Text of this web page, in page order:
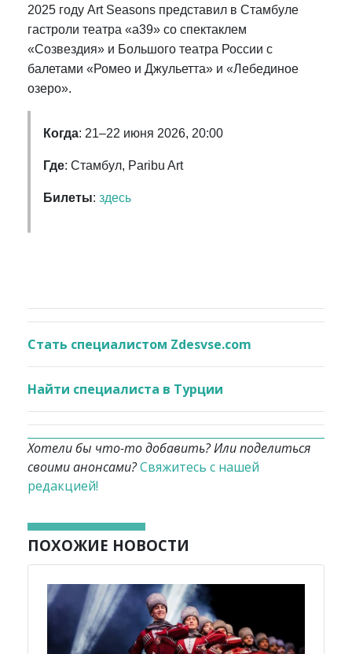
2025 году Art Seasons представил в Стамбуле
гастроли театра «а39» со спектаклем
«Созвездия» и Большого театра России с
балетами «Ромео и Джульетта» и «Лебединое
озеро».
Когда: 21–22 июня 2026, 20:00
Где: Стамбул, Paribu Art
Билеты: здесь
Стать специалистом Zdesvse.com
Найти специалиста в Турции
Хотели бы что-то добавить? Или поделиться
своими анонсами?Свяжитесь с нашей
редакцией!
ПОХОЖИЕ НОВОСТИ